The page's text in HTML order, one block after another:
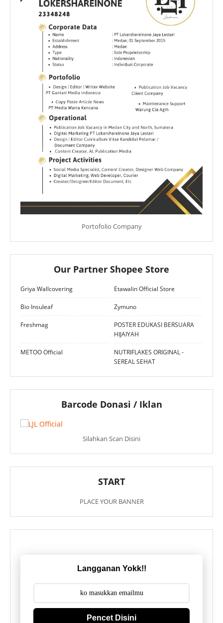
Portofolio Company
Our Partner Shopee Store
Griya Wallcovering Etawalin Official Store
Bio Insuleaf Zymuno
Freshmag
POSTER EDUKASI BERSUARA
HIJAIYAH
METOO Official
NUTRIFLAKES ORIGINAL -
SEREAL SEHAT
Barcode Donasi / Iklan
Silahkan Scan Disini
START
PLACE YOUR BANNER
Langganan Yokk!!
Pencet Disini